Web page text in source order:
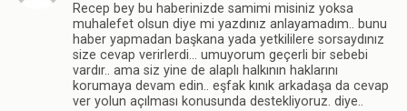
Recep bey bu haberinizde samimi misiniz yoksa
muhalefet olsun diye mi yazdınız anlayamadım.. bunu
haber yapmadan başkana yada yetkililere sorsaydınız
size cevap verirlerdi… umuyorum geçerli bir sebebi
vardır.. ama siz yine de alaplı halkının haklarını
korumaya devam edin.. eşfak kınık arkadaşa da cevap
ver yolun açılması konusunda destekliyoruz. diye..